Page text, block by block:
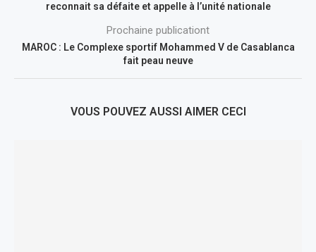
reconnait sa défaite et appelle à l’unité nationale
Prochaine publicationt
MAROC : Le Complexe sportif Mohammed V de Casablanca
fait peau neuve
VOUS POUVEZ AUSSI AIMER CECI